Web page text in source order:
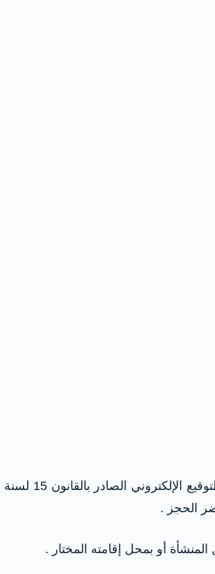
الحجز .
أو بمحل إقامته المختار .